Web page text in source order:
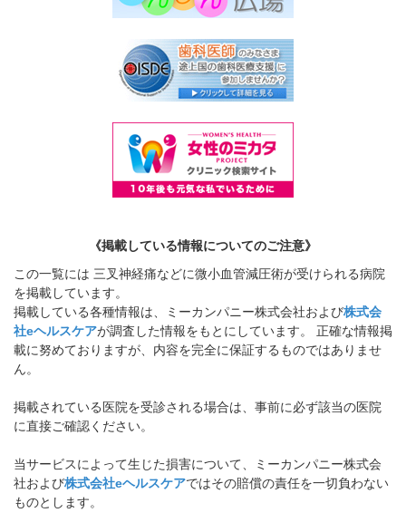
《掲載している情報についてのご注意》
この一覧には 三叉神経痛などに微小血管減圧術が受けられる病院
を掲載しています。
掲載している各種情報は、ミーカンパニー株式会社および株式会
社eヘルスケアが調査した情報をもとにしています。 正確な情報掲
載に努めておりますが、内容を完全に保証するものではありませ
ん。
掲載されている医院を受診される場合は、事前に必ず該当の医院
に直接ご確認ください。
当サービスによって生じた損害について、ミーカンパニー株式会
社および株式会社eヘルスケアではその賠償の責任を一切負わない
ものとします。